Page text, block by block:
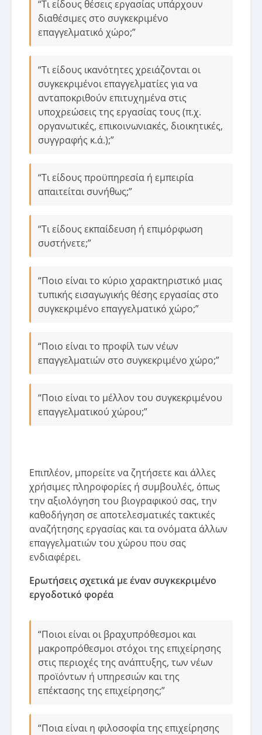
“Τι είδους θέσεις εργασίας υπάρχουν
διαθέσιμες στο συγκεκριμένο
επαγγελματικό χώρο;”
“Τι είδους ικανότητες χρειάζονται οι
συγκεκριμένοι επαγγελματίες για να
ανταποκριθούν επιτυχημένα στις
υποχρεώσεις της εργασίας τους (π.χ.
οργανωτικές, επικοινωνιακές, διοικητικές,
συγγραφής κ.ά.);”
“Τι είδους προϋπηρεσία ή εμπειρία
απαιτείται συνήθως;”
“Τι είδους εκπαίδευση ή επιμόρφωση
συστήνετε;”
“Ποιο είναι το κύριο χαρακτηριστικό μιας
τυπικής εισαγωγικής θέσης εργασίας στο
συγκεκριμένο επαγγελματικό χώρο;”
“Ποιο είναι το προφίλ των νέων
επαγγελματιών στο συγκεκριμένο χώρο;”
“Ποιο είναι το μέλλον του συγκεκριμένου
επαγγελματικού χώρου;”
Επιπλέον, μπορείτε να ζητήσετε και άλλες
χρήσιμες πληροφορίες ή συμβουλές, όπως
την αξιολόγηση του βιογραφικού σας, την
καθοδήγηση σε αποτελεσματικές τακτικές
αναζήτησης εργασίας και τα ονόματα άλλων
επαγγελματιών του χώρου που σας
ενδιαφέρει.
Ερωτήσεις σχετικά με έναν συγκεκριμένο
εργοδοτικό φορέα
“Ποιοι είναι οι βραχυπρόθεσμοι και
μακροπρόθεσμοι στόχοι της επιχείρησης
στις περιοχές της ανάπτυξης, των νέων
προϊόντων ή υπηρεσιών και της
επέκτασης της επιχείρησης;”
“Ποια είναι η φιλοσοφία της επιχείρησης